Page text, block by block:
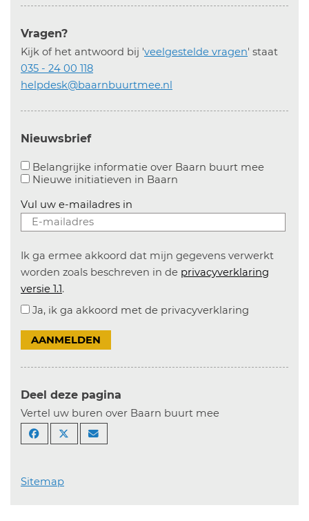
Vragen?
Kijk of het antwoord bij 'veelgestelde vragen' staat
035 - 24 00 118
helpdesk@baarnbuurtmee.nl
Nieuwsbrief
Belangrijke informatie over Baarn buurt mee
Nieuwe initiatieven in Baarn
Vul uw e-mailadres in
Ik ga ermee akkoord dat mijn gegevens verwerkt
worden zoals beschreven in de privacyverklaring
versie 1.1.
Ja, ik ga akkoord met de privacyverklaring
AANMELDEN
Deel deze pagina
Vertel uw buren over Baarn buurt mee
Sitemap